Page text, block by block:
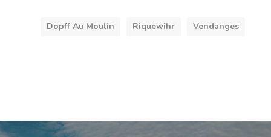
Dopff Au Moulin Riquewihr Vendanges